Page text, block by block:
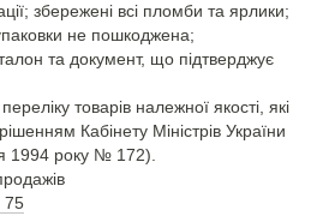
збережені всі пломби та ярлики;
не пошкоджена;
та документ, що підтверджує
товарів належної якості, які
Кабінету Міністрів України
1994 року № 172).
75